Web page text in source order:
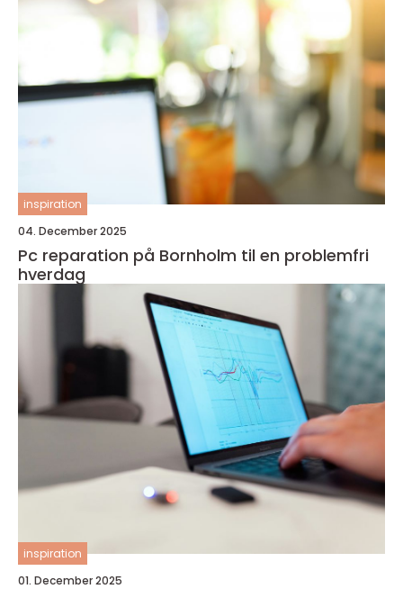
inspiration
04. December 2025
Pc reparation på Bornholm til en problemfri
hverdag
inspiration
01. December 2025